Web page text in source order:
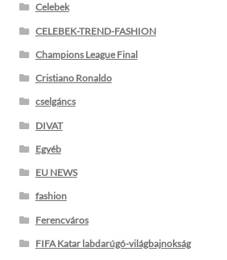
Celebek
CELEBEK-TREND-FASHION
Champions League Final
Cristiano Ronaldo
cselgáncs
DIVAT
Egyéb
EU NEWS
fashion
Ferencváros
FIFA Katar labdarúgó-világbajnokság